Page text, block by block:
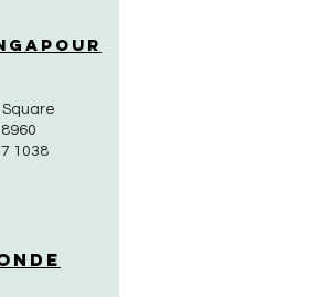
Square
1038